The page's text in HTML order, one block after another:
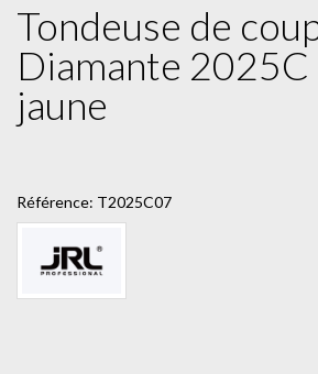
Tondeuse de
Diamante 2025C
jaune
Référence: T2025C07